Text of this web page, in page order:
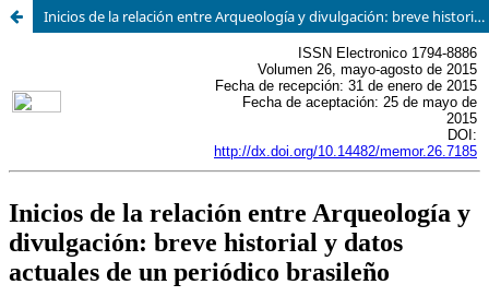
Inicios de la relación entre Arqueología y divulgación: breve historial y datos actuales de un periódico brasileño